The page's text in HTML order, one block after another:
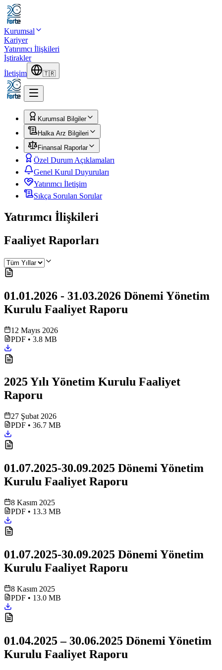
Kurumsal
Kariyer
Yatırımcı İlişkileri
İştirakler
İletişim
🇹🇷
Kurumsal Bilgiler
Halka Arz Bilgileri
Finansal Raporlar
Özel Durum Açıklamaları
Genel Kurul Duyuruları
Yatırımcı İletişim
Sıkça Sorulan Sorular
Yatırımcı İlişkileri
Faaliyet Raporları
01.01.2026 - 31.03.2026 Dönemi Yönetim
Kurulu Faaliyet Raporu
12 Mayıs 2026
PDF • 3.8 MB
2025 Yılı Yönetim Kurulu Faaliyet
Raporu
27 Şubat 2026
PDF • 36.7 MB
01.07.2025-30.09.2025 Dönemi Yönetim
Kurulu Faaliyet Raporu
8 Kasım 2025
PDF • 13.3 MB
01.07.2025-30.09.2025 Dönemi Yönetim
Kurulu Faaliyet Raporu
8 Kasım 2025
PDF • 13.0 MB
01.04.2025 – 30.06.2025 Dönemi Yönetim
Kurulu Faaliyet Raporu